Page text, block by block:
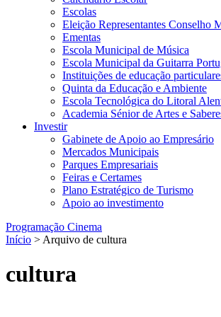
Escolas
Eleição Representantes Conselho
Ementas
Escola Municipal de Música
Escola Municipal da Guitarra
Instituições de educação
Quinta da Educação e Ambiente
Escola Tecnológica do Litoral
Academia Sénior de Artes e
Investir
Gabinete de Apoio ao Empresário
Mercados Municipais
Parques Empresariais
Feiras e Certames
Plano Estratégico de Turismo
Apoio ao investimento
Programação Cinema
Início > Arquivo de cultura
cultura